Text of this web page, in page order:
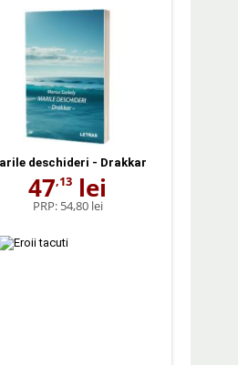
deschideri - Drakkar
47,13 lei
PRP: 54,80 lei